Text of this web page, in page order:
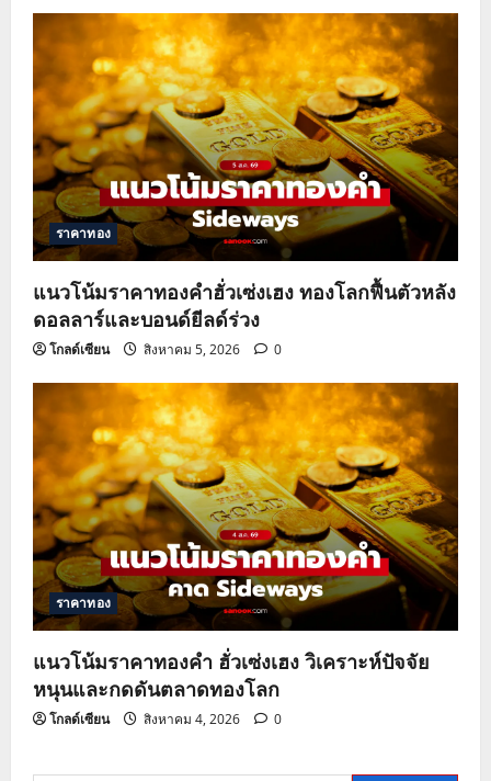
ราคาทอง
แนวโน้มราคาทองคำฮั่วเซ่งเฮง ทองโลกฟื้นตัวหลัง
ดอลลาร์และบอนด์ยีลด์ร่วง
โกลด์เซียน สิงหาคม 5, 2026 0
ราคาทอง
แนวโน้มราคาทองคำ ฮั่วเซ่งเฮง วิเคราะห์ปัจจัย
หนุนและกดดันตลาดทองโลก
โกลด์เซียน สิงหาคม 4, 2026 0